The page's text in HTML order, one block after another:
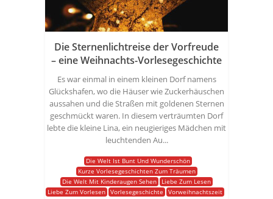
Die Sternenlichtreise der Vorfreude
– eine Weihnachts-Vorlesegeschichte
Es war einmal in einem kleinen Dorf namens
Glückshafen, wo die Häuser wie Zuckerhäuschen
aussahen und die Straßen mit goldenen Sternen
geschmückt waren. In diesem verträumten Dorf
lebte die kleine Lina, ein neugieriges Mädchen mit
leuchtenden Au...
Die Welt Ist Bunt Und Wunderschön
Kurze Vorlesegeschichten Zum Träumen
Die Welt Mit Kinderaugen Sehen
Liebe Zum Lesen
Liebe Zum Vorlesen Vorlesegeschichte Vorweihnachtszeit